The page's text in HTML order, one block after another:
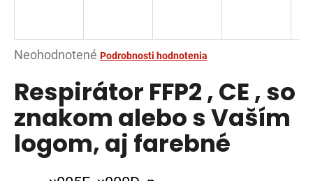
Priemerné
produktu
je
0,0
z
5
Neohodnotené Podrobnosti hodnotenia
Respirátor FFP2 , CE , so
znakom alebo s Vaším
logom, aj farebné
j
s
?